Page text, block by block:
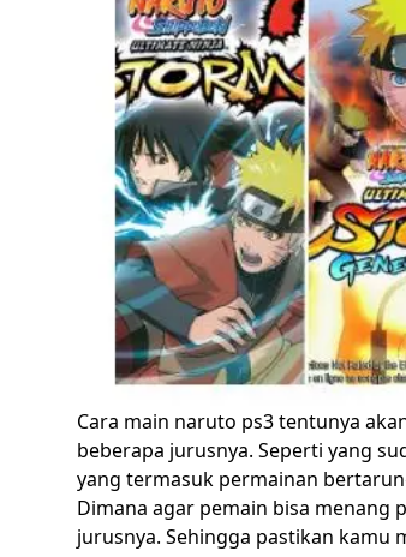
Cara main naruto ps3 tentunya
beberapa jurusnya. Seperti yang
yang termasuk permainan
Dimana agar pemain bisa menang
jurusnya. Sehingga pastikan kamu